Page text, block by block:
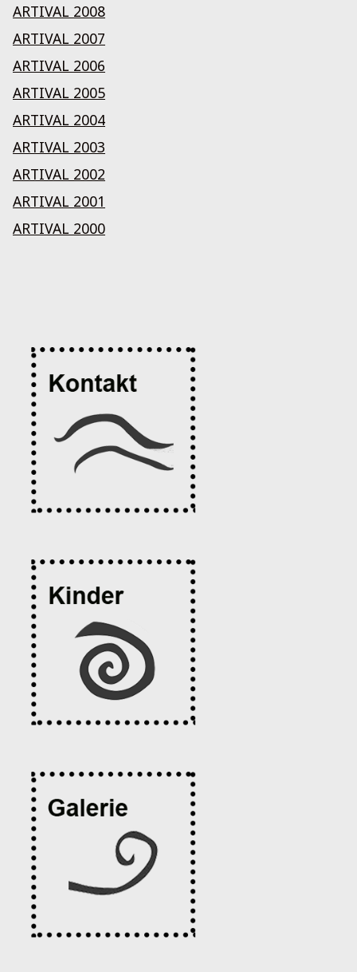
ARTIVAL 2008
ARTIVAL 2007
ARTIVAL 2006
ARTIVAL 2005
ARTIVAL 2004
ARTIVAL 2003
ARTIVAL 2002
ARTIVAL 2001
ARTIVAL 2000